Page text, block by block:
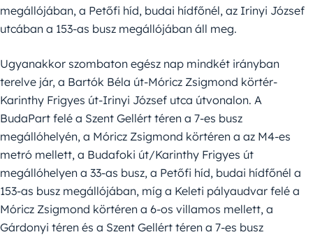
megállójában, a Petőfi híd, budai hídfőnél, az Irinyi József
utcában a 153-as busz megállójában áll meg.
Ugyanakkor szombaton egész nap mindkét irányban
terelve jár, a Bartók Béla út-Móricz Zsigmond körtér-
Karinthy Frigyes út-Irinyi József utca útvonalon. A
BudaPart felé a Szent Gellért téren a 7-es busz
megállóhelyén, a Móricz Zsigmond körtéren a az M4-es
metró mellett, a Budafoki út/Karinthy Frigyes út
megállóhelyen a 33-as busz, a Petőfi híd, budai hídfőnél a
153-as busz megállójában, míg a Keleti pályaudvar felé a
Móricz Zsigmond körtéren a 6-os villamos mellett, a
Gárdonyi téren és a Szent Gellért téren a 7-es busz